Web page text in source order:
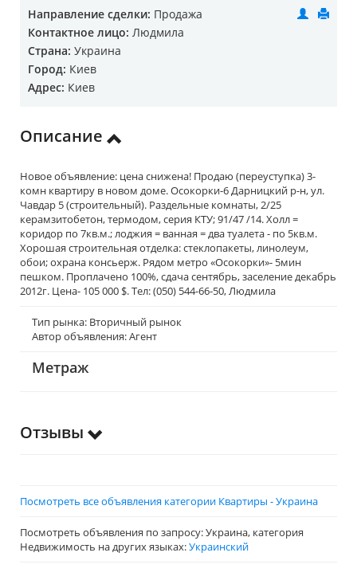
Направление сделки: Продажа
Контактное лицо: Людмила
Страна: Украина
Город: Киев
Адрес: Киев
Описание
Новое объявление: цена снижена! Продаю (переуступка) 3-
комн квартиру в новом доме. Осокорки-6 Дарницкий р-н, ул.
Чавдар 5 (строительный). Раздельные комнаты, 2/25
керамзитобетон, термодом, серия КТУ; 91/47 /14. Холл =
коридор по 7кв.м.; лоджия = ванная = два туалета - по 5кв.м.
Хорошая строительная отделка: стеклопакеты, линолеум,
обои; охрана консьерж. Рядом метро «Осокорки»- 5мин
пешком. Проплачено 100%, сдача сентябрь, заселение декабрь
2012г. Цена- 105 000 $. Тел: (050) 544-66-50, Людмила
Тип рынка: Вторичный рынок
Автор объявления: Агент
Метраж
Отзывы
Посмотреть все объявления категории Квартиры - Украина
Посмотреть объявления по запросу: Украина, категория
Недвижимость на других языках:Украинский